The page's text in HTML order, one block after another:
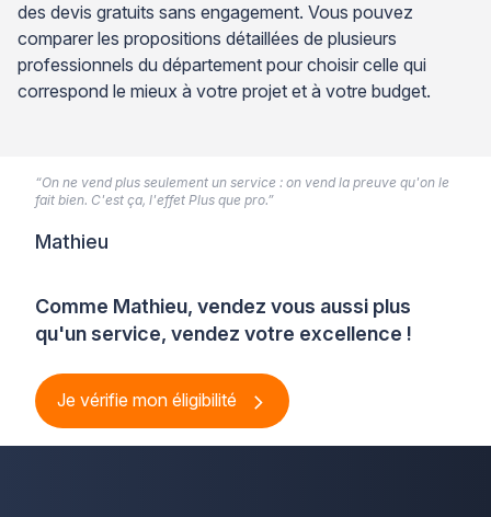
des devis gratuits sans engagement. Vous pouvez
comparer les propositions détaillées de plusieurs
professionnels du département pour choisir celle qui
correspond le mieux à votre projet et à votre budget.
Comme Mathieu, vendez vous aussi plus
qu'un service, vendez votre excellence !
Je vérifie mon éligibilité
“On ne vend plus seulement un service : on vend la preuve qu'on le
fait bien. C'est ça, l'effet Plus que pro.”
Mathieu